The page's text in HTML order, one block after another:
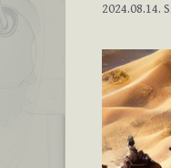
2024.08.14.